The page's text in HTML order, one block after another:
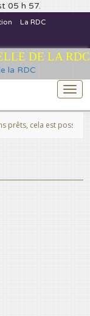
05 h 57.
La RDC
la RDC
DE LA RDC
est possible grâce à